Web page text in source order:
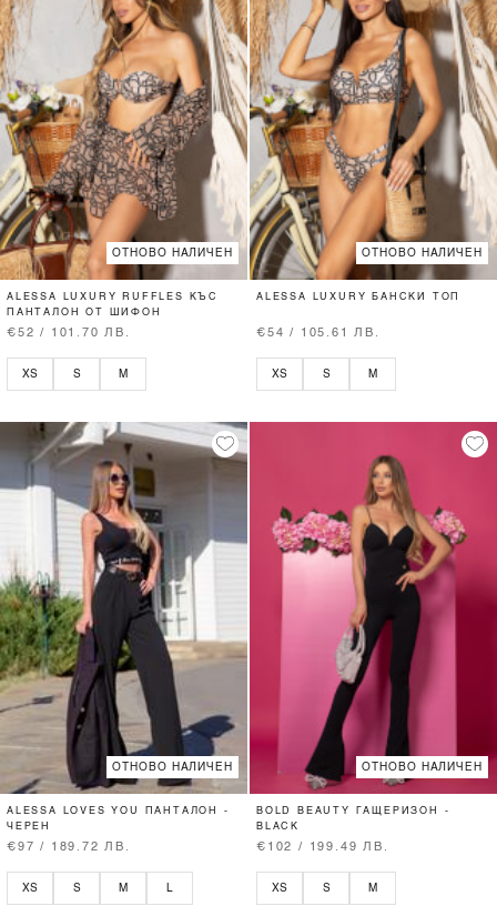
ОТНОВО НАЛИЧЕН
ALESSA LUXURY RUFFLES КЪС
ПАНТАЛОН ОТ ШИФОН
€52 / 101.70 ЛВ.
XS S M
ОТНОВО НАЛИЧЕН
ALESSA LUXURY БАНСКИ ТОП
€54 / 105.61 ЛВ.
XS S M
ОТНОВО НАЛИЧЕН
ALESSA LOVES YOU ПАНТАЛОН -
ЧЕРЕН
€97 / 189.72 ЛВ.
XS S M
ОТНОВО НАЛИЧЕН
BOLD BEAUTY ГАЩЕРИЗОН -
BLACK
€102 / 199.49 ЛВ.
XS S M